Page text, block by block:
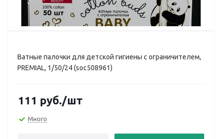
Ватные палочки для детской гигиены с ограничителем,
PREMIAL, 1/50/24 (soc508961)
111 руб./шт
Много